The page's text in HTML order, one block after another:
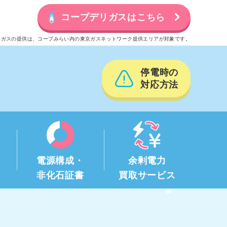
コープデリガスはこちら
スの提供は、コープみらい内の東京ガスネットワーク提供エリアが対象です。
停電時の
対応方法
電源構成・
非化石証書
余剰電力
買取サービス